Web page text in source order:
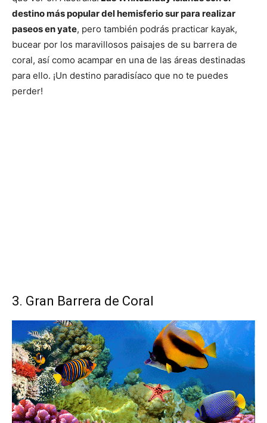
destino más popular del hemisferio sur para realizar
paseos en yate, pero también podrás practicar kayak,
bucear por los maravillosos paisajes de su barrera de
coral, así como acampar en una de las áreas destinadas
para ello. ¡Un destino paradisíaco que no te puedes
perder!
3. Gran Barrera de Coral